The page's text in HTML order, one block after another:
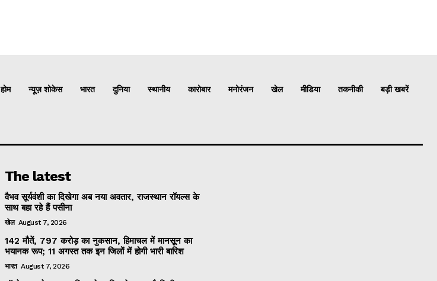
होम न्यूज़ शोकेस भारत दुनिया स्थानीय कारोबार मनोरंजन खेल मीडिया तकनीकी बड़ी खबरें
The latest
वैभव सूर्यवंशी का दिखेगा अब नया अवतार, राजस्थान रॉयल्स के
साथ बहा रहे हैं पसीना
खेल August 7, 2026
142 मौतें, 797 करोड़ का नुकसान, हिमाचल में मानसून का
भयानक रूप; 11 अगस्त तक इन जिलों में होगी भारी बारिश
भारत August 7, 2026